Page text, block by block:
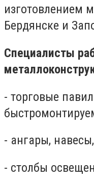
изготовлением
Бердянске и
Специалисты
- торговые
- ангары,
- столбы